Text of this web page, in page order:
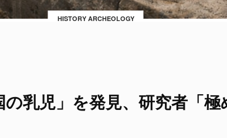
HISTORY ARCHEOLOGY
乳児」を発見、研究者「極